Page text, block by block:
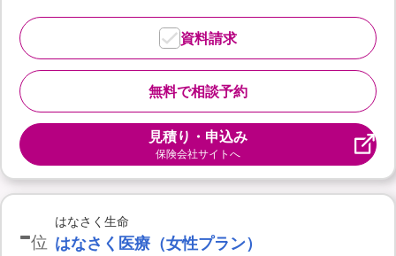
無料で相談予約
資料請求
見積り・申込み
保険会社サイトへ
-位
はなさく生命
はなさく医療（女性プラン）